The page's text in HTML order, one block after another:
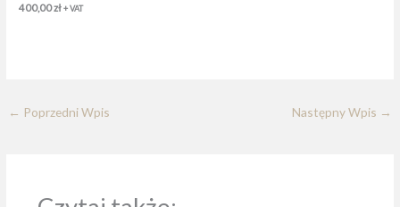
400,00zł+ VAT
← Poprzedni Wpis Następny Wpis →